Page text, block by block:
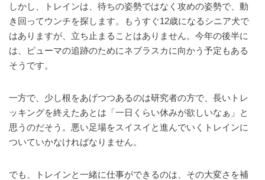
しかし、トレインは、待ちの姿勢ではなく攻めの姿勢で、動
き回ってウンチを探します。もうすぐ12歳になるシニア犬で
はありますが、立ち止まることはありません。今年の後半に
は、ピューマの追跡のためにネブラスカに向かう予定もある
そうです。
一方で、少し根をあげつつあるのは研究者の方で、長いトレ
ッキングを終えたあとは「一日くらい休みが欲しいなぁ」と
思うのだそう。悪い足場をスイスイと進んでいくトレインに
ついていかなければなりません。
でも、トレインと一緒に仕事ができるのは、その大変さを補